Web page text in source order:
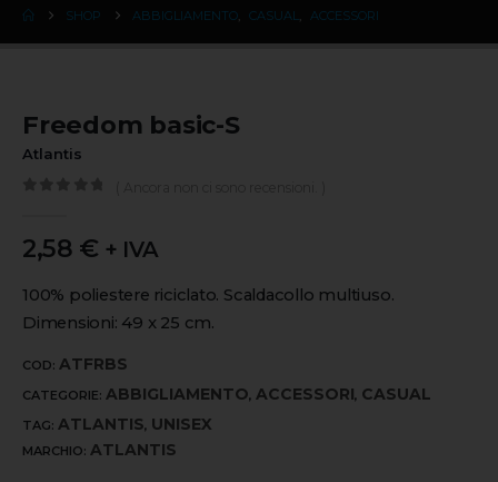
SHOP
ABBIGLIAMENTO CASUAL ACCESSORI
Freedom basic-S
Atlantis
2,58 € + IVA
100% poliestere riciclato. Scaldacollo multiuso.
Dimensioni: 49 x 25 cm.
COD: ATFRBS
CATEGORIE: ABBIGLIAMENTO, ACCESSORI, CASUAL
TAG: ATLANTIS, UNISEX
MARCHIO: ATLANTIS